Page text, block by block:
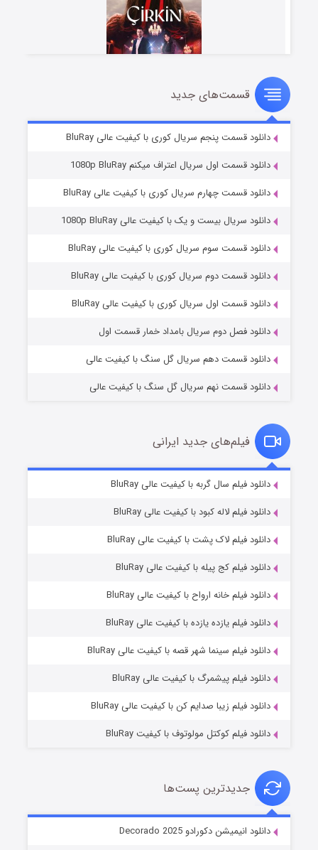
سریال زشت
قسمت۲ (زیرنویس) منتشر شد
مردگان متحرک: شهر مرده ۳
قسمت۲ (زیرنویس) منتشر شد
قسمت۷ (زیرنویس) منتشر شد
خاندان اژدها فصل ۳
قسمت‌های جدید
دانلود قسمت پنجم سریال کوری با کیفیت عالی BluRay
دانلود قسمت اول سریال اعتراف میکنم 1080p BluRay
دانلود قسمت چهارم سریال کوری با کیفیت عالی BluRay
دانلود سریال بیست و یک با کیفیت عالی 1080p BluRay
دانلود قسمت سوم سریال کوری با کیفیت عالی BluRay
دانلود قسمت دوم سریال کوری با کیفیت عالی BluRay
دانلود قسمت اول سریال کوری با کیفیت عالی BluRay
دانلود فصل دوم سریال بامداد خمار قسمت اول
دانلود قسمت دهم سریال گل سنگ با کیفیت عالی
دانلود قسمت نهم سریال گل سنگ با کیفیت عالی
فیلم‌های جدید ایرانی
دانلود فیلم سال گربه با کیفیت عالی BluRay
دانلود فیلم لاله کبود با کیفیت عالی BluRay
دانلود فیلم لاک پشت با کیفیت عالی BluRay
دانلود فیلم کج‌ پیله با کیفیت عالی BluRay
دانلود فیلم خانه ارواح با کیفیت عالی BluRay
دانلود فیلم یازده یازده با کیفیت عالی BluRay
دانلود فیلم سینما شهر قصه با کیفیت عالی BluRay
دانلود فیلم پیشمرگ با کیفیت عالی BluRay
دانلود فیلم زیبا صدایم کن با کیفیت عالی BluRay
دانلود فیلم کوکتل مولوتوف با کیفیت BluRay
جدیدترین پست‌ها
دانلود انیمیشن دکورادو Decorado 2025